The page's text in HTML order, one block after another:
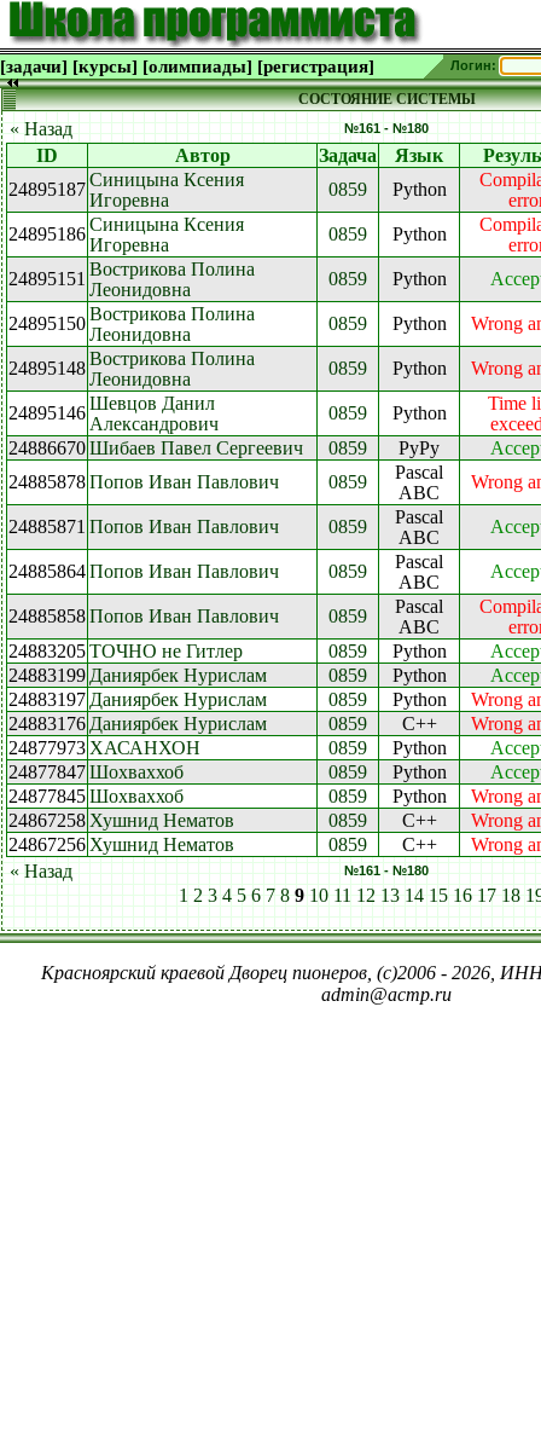
[задачи] [курсы] [олимпиады] [регистрация] Логин:
СОСТОЯНИЕ СИСТЕМЫ
« Назад №161 - №180
ID Автор Задача Язык
24895187Синицына Ксения
Игоревна
0859 Python
24895186Синицына Ксения
Игоревна
0859 Python
24895151 Вострикова Полина
Леонидовна
0859 Python
24895150Вострикова Полина
Леонидовна
0859 Python Wrong
24895148Вострикова Полина
Леонидовна
0859 Python Wrong
24895146Шевцов Данил
Александрович
0859 Python
Time
24886670Шибаев Павел Сергеевич 0859 PyPy
24885878Попов Иван Павлович 0859
Pascal
ABC
Wrong
24885871 Попов Иван Павлович 0859
Pascal
ABC
24885864Попов Иван Павлович 0859
Pascal
ABC
24885858Попов Иван Павлович 0859
Pascal
ABC
24883205ТОЧНО не Гитлер 0859 Python
24883199 Даниярбек Нурислам 0859 Python
24883197 Даниярбек Нурислам 0859 Python
Wrong
24883176 Даниярбек Нурислам 0859 C++
Wrong
24877973 ХАСАНХОН 0859 Python
24877847Шохваххоб 0859 Python
24877845Шохваххоб 0859 Python
Wrong
24867258 Хушнид Нематов 0859 C++
Wrong
24867256 Хушнид Нематов 0859 C++
Wrong
« Назад
№161 - №180
1 2 3 4 5 6 7 8 9 10 11 12 13 14 15 16 17 18
Красноярский краевой Дворец пионеров, (c)2006 - 2026,
admin@acmp.ru